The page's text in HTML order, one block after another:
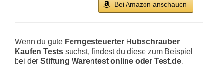
Bei Amazon anschauen
Wenn du gute Ferngesteuerter Hubschrauber
Kaufen Tests suchst, findest du diese zum Beispiel
bei der Stiftung Warentest online oder Test.de.